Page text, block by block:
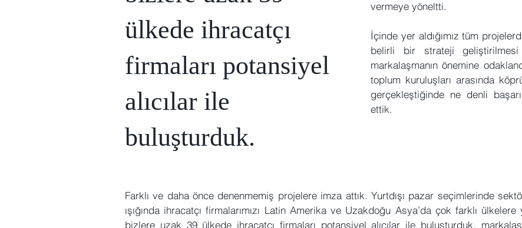
ülkede ihracatçı
firmaları potansiyel
alıcılar ile
buluşturduk.
vermeye yöneltti.
İçinde yer aldığımız tüm
belirli bir strateji
markalaşmanın önemine
toplum kuruluşları arasında
gerçekleştiğinde ne denli
ettik.
Farklı ve daha önce denenmemiş projelere imza attık. Yurtdışı pazar seçimlerinde
ışığında ihracatçı firmalarımızı Latin Amerika ve Uzakdoğu Asya’da çok farklı
bizlere uzak 39 ülkede ihracatçı firmaları potansiyel alıcılar ile buluşturduk,